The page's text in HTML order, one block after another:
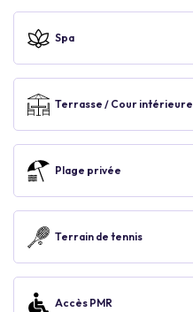
Spa
Terrasse / Cour intérieure
Plage privée
Terrain de tennis
Accès PMR